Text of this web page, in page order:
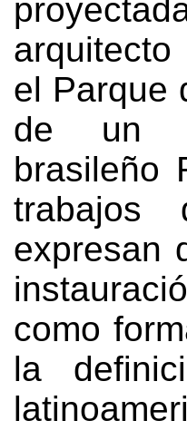
el Parque
de un
brasileño
trabajos
expresan
como
la